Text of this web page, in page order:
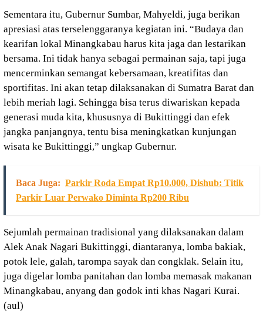
Sementara itu, Gubernur Sumbar, Mahyeldi, juga berikan
apresiasi atas terselenggaranya kegiatan ini. “Budaya dan
kearifan lokal Minangkabau harus kita jaga dan lestarikan
bersama. Ini tidak hanya sebagai permainan saja, tapi juga
mencerminkan semangat kebersamaan, kreatifitas dan
sportifitas. Ini akan tetap dilaksanakan di Sumatra Barat dan
lebih meriah lagi. Sehingga bisa terus diwariskan kepada
generasi muda kita, khususnya di Bukittinggi dan efek
jangka panjangnya, tentu bisa meningkatkan kunjungan
wisata ke Bukittinggi,” ungkap Gubernur.
Baca Juga: Parkir Roda Empat Rp10.000, Dishub: Titik
Parkir Luar Perwako Diminta Rp200 Ribu
Sejumlah permainan tradisional yang dilaksanakan dalam
Alek Anak Nagari Bukittinggi, diantaranya, lomba bakiak,
potok lele, galah, tarompa sayak dan congklak. Selain itu,
juga digelar lomba panitahan dan lomba memasak makanan
Minangkabau, anyang dan godok inti khas Nagari Kurai.
(aul)